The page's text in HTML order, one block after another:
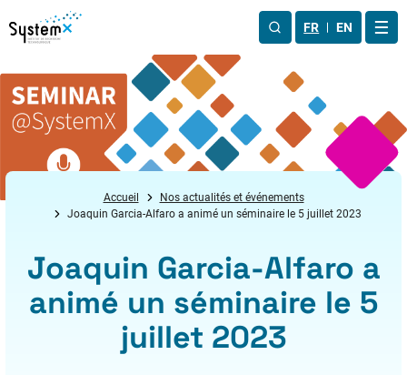
Aller au menu
Aller au contenu
Aller au pied de page
FR EN
Accueil
Nos actualités et événements
Joaquin Garcia-Alfaro a animé un séminaire le 5 juillet 2023
Joaquin Garcia-Alfaro a
animé un séminaire le 5
juillet 2023